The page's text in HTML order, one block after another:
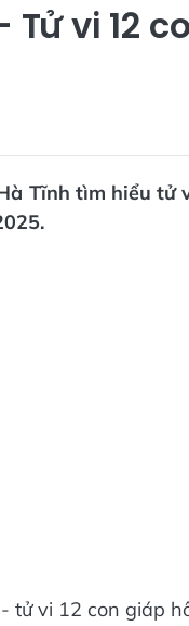
vi 12
Tĩnh tìm hiểu
tử vi 12 con giáp